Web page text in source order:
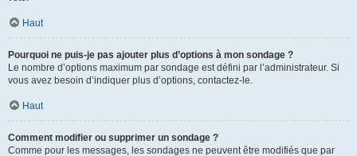
Haut
Pourquoi ne puis-je pas ajouter plus d’options à mon sondage ?
Le nombre d’options maximum par sondage est défini par l’administrateur. Si
vous avez besoin d’indiquer plus d’options, contactez-le.
Haut
Comment modifier ou supprimer un sondage ?
Comme pour les messages, les sondages ne peuvent être modifiés que par